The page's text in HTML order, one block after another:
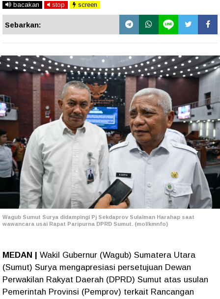
bacakan stop screen
Sebarkan:
Wagub Sumut Surya didampingi Pj Sekdaprov Sulaiman Harahap saat
wawancara usai Rapat Paripurna DPRD Sumut. (mol/kmnfo)
MEDAN | Wakil Gubernur (Wagub) Sumatera Utara
(Sumut) Surya mengapresiasi persetujuan Dewan
Perwakilan Rakyat Daerah (DPRD) Sumut atas usulan
Pemerintah Provinsi (Pemprov) terkait Rancangan